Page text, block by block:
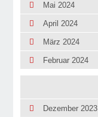
Mai 2024
April 2024
März 2024
Februar 2024
Dezember 2023